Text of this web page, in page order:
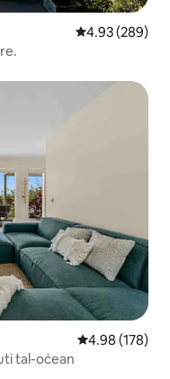
Rating medju
4.93 (289)
Rating medju
4.98 (178)
tal-oċean